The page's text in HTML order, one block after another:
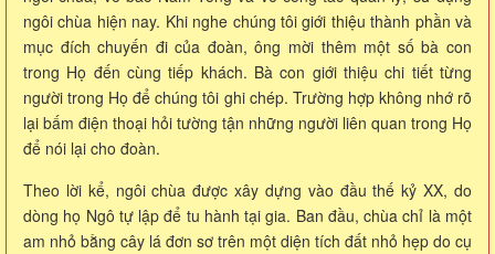
ngôi chùa hiện nay. Khi nghe chúng tôi giới thiệu thành phần và
mục đích chuyến đi của đoàn, ông mời thêm một số bà con
trong Họ đến cùng tiếp khách. Bà con giới thiệu chi tiết từng
người trong Họ để chúng tôi ghi chép. Trường hợp không nhớ rõ
lại bấm điện thoại hỏi tường tận những người liên quan trong Họ
để nói lại cho đoàn.
Theo lời kể, ngôi chùa được xây dựng vào đầu thế kỷ XX, do
dòng họ Ngô tự lập để tu hành tại gia. Ban đầu, chùa chỉ là một
am nhỏ bằng cây lá đơn sơ trên một diện tích đất nhỏ hẹp do cụ